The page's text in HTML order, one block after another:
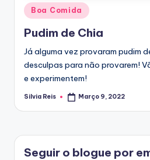
Posted
in
Boa Comida
Pudim de Chia
Já alguma vez provaram pudim
desculpas para não provarem!
e experimentem!
Posted
Silvia Reis Março 9, 2022
Seguir o blogue por